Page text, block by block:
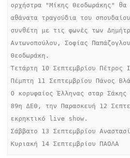
ορχήστρα "Μίκης Θεοδωράκης" θα
αθάνατα τραγούδια του
συνθέτη με τις φωνές των
Αντωνοπούλου, Σοφίας
Θεοδωράκη.
Τετάρτη 10 Σεπτεμβρίου Πέτρος
Πέμπτη 11 Σεπτεμβρίου Πάνος
Ο κορυφαίος Έλληνας σταρ Σάκης
89η ΔΕΘ, την Παρασκευή 12
εκρηκτικό live show.
Σάββατο 13 Σεπτεμβρίου
Κυριακή 14 Σεπτεμβρίου ΠΑΟΛΑ